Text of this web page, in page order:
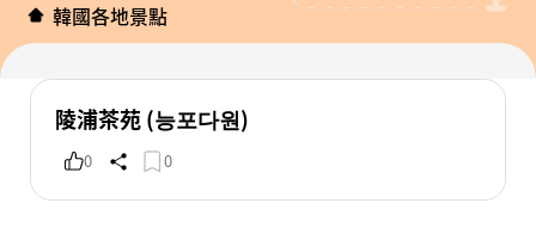
韓國各地景點
陵浦茶苑 (능포다원)
0 0